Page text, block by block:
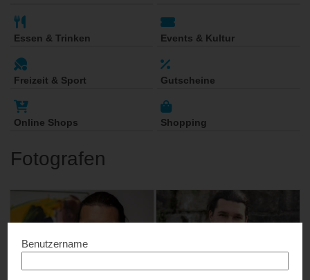
Essen & Trinken Events & Kultur
Freizeit & Sport Gutscheine
Online Shops Shopping
Fotografen
Benutzername